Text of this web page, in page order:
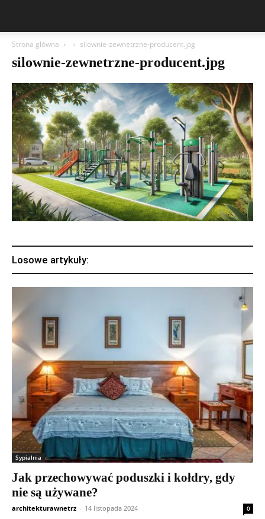
Strona główna silownie-zewnetrzne-producent.jpg
silownie-zewnetrzne-producent.jpg
Losowe artykuły:
Sypialnia
Jak przechowywać poduszki i kołdry, gdy
nie są używane?
architekturawnetrz - 14 listopada 2024 0